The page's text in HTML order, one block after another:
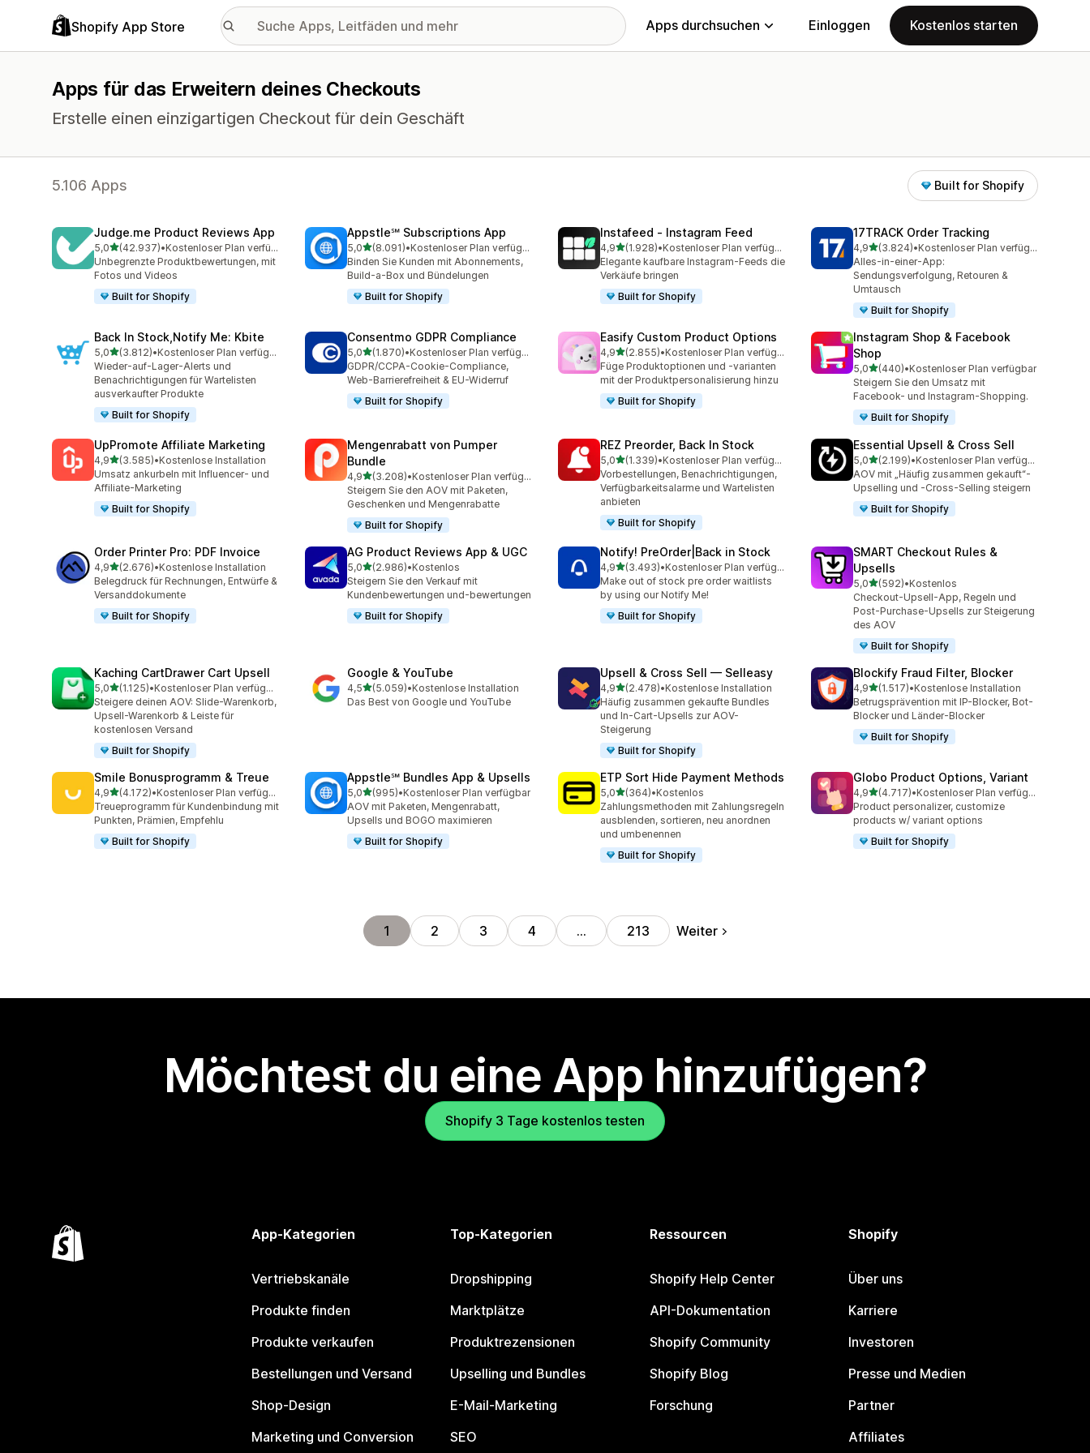
Shopify App Store Apps durchsuchen Einloggen Kostenlos starten
Apps für das Erweitern deines Checkouts
Erstelle einen einzigartigen Checkout für dein Geschäft
5.106 Apps Built for Shopify
Judge.me Product Reviews App
5,0von 5 Sternen
(42.937)
42937 Rezensionen insgesamt
•
Kostenloser Plan verfügbar
Unbegrenzte Produktbewertungen, mit
Fotos und Videos
Built for Shopify
Appstle℠ Subscriptions App
5,0von 5 Sternen
(8.091)
8091 Rezensionen insgesamt
•
Kostenloser Plan verfügbar
Binden Sie Kunden mit Abonnements,
Build-a-Box und Bündelungen
Built for Shopify
Instafeed ‑ Instagram Feed
4,9von 5 Sternen
(1.928)
1928 Rezensionen insgesamt
•
Kostenloser Plan verfügbar
Elegante kaufbare Instagram-Feeds die
Verkäufe bringen
Built for Shopify
17TRACK Order Tracking
4,9von 5 Sternen
(3.824)
3824 Rezensionen insgesamt
•
Kostenloser Plan verfügbar
Alles-in-einer-App:
Sendungsverfolgung, Retouren &
Umtausch
Built for Shopify
Back In Stock,Notify Me: Kbite
5,0von 5 Sternen
(3.812)
3812 Rezensionen insgesamt
•
Kostenloser Plan verfügbar
Wieder-auf-Lager-Alerts und
Benachrichtigungen für Wartelisten
ausverkaufter Produkte
Built for Shopify
Consentmo GDPR Compliance
5,0von 5 Sternen
(1.870)
1870 Rezensionen insgesamt
•
Kostenloser Plan verfügbar
GDPR/CCPA-Cookie-Compliance,
Web-Barrierefreiheit & EU-Widerruf
Built for Shopify
Easify Custom Product Options
4,9von 5 Sternen
(2.855)
2855 Rezensionen insgesamt
•
Kostenloser Plan verfügbar
Füge Produktoptionen und -varianten
mit der Produktpersonalisierung hinzu
Built for Shopify
Instagram Shop & Facebook
Shop
5,0von 5 Sternen
(440)
440 Rezensionen insgesamt
•Kostenloser Plan verfügbar
Steigern Sie den Umsatz mit
Facebook- und Instagram-Shopping.
Built for Shopify
UpPromote Affiliate Marketing
4,9von 5 Sternen
(3.585)
3585 Rezensionen insgesamt
•Kostenlose Installation
Umsatz ankurbeln mit Influencer- und
Affiliate-Marketing
Built for Shopify
Mengenrabatt von Pumper
Bundle
4,9von 5 Sternen
(3.208)
3208 Rezensionen insgesamt
•
Kostenloser Plan verfügbar
Steigern Sie den AOV mit Paketen,
Geschenken und Mengenrabatte
Built for Shopify
REZ Preorder, Back In Stock
5,0von 5 Sternen
(1.339)
1339 Rezensionen insgesamt
•
Kostenloser Plan verfügbar
Vorbestellungen, Benachrichtigungen,
Verfügbarkeitsalarme und Wartelisten
anbieten
Built for Shopify
Essential Upsell & Cross Sell
5,0von 5 Sternen
(2.199)
2199 Rezensionen insgesamt
•
Kostenloser Plan verfügbar
AOV mit „Häufig zusammen gekauft“-
Upselling und -Cross-Selling steigern
Built for Shopify
Order Printer Pro: PDF Invoice
4,9von 5 Sternen
(2.676)
2676 Rezensionen insgesamt
•Kostenlose Installation
Belegdruck für Rechnungen, Entwürfe &
Versanddokumente
Built for Shopify
AG Product Reviews App & UGC
5,0von 5 Sternen
(2.986)
2986 Rezensionen insgesamt
•Kostenlos
Steigern Sie den Verkauf mit
Kundenbewertungen und-bewertungen
Built for Shopify
Notify! PreOrder|Back in Stock
4,9von 5 Sternen
(3.493)
3493 Rezensionen insgesamt
•
Kostenloser Plan verfügbar
Make out of stock pre order waitlists
by using our Notify Me!
Built for Shopify
SMART Checkout Rules &
Upsells
5,0von 5 Sternen
(592)
592 Rezensionen insgesamt
•Kostenlos
Checkout-Upsell-App, Regeln und
Post-Purchase-Upsells zur Steigerung
des AOV
Built for Shopify
Kaching CartDrawer Cart Upsell
5,0von 5 Sternen
(1.125)
1125 Rezensionen insgesamt
•
Kostenloser Plan verfügbar
Steigere deinen AOV: Slide-Warenkorb,
Upsell-Warenkorb & Leiste für
kostenlosen Versand
Built for Shopify
Google & YouTube
4,5von 5 Sternen
(5.059)
5059 Rezensionen insgesamt
•Kostenlose Installation
Das Best von Google und YouTube
Upsell & Cross Sell — Selleasy
4,9von 5 Sternen
(2.478)
2478 Rezensionen insgesamt
•Kostenlose Installation
Häufig zusammen gekaufte Bundles
und In-Cart-Upsells zur AOV-
Steigerung
Built for Shopify
Blockify Fraud Filter, Blocker
4,9von 5 Sternen
(1.517)
1517 Rezensionen insgesamt
•Kostenlose Installation
Betrugsprävention mit IP-Blocker, Bot-
Blocker und Länder-Blocker
Built for Shopify
Smile Bonusprogramm & Treue
4,9von 5 Sternen
(4.172)
4172 Rezensionen insgesamt
•
Kostenloser Plan verfügbar
Treueprogramm für Kundenbindung mit
Punkten, Prämien, Empfehlu
Built for Shopify
Appstle℠ Bundles App & Upsells
5,0von 5 Sternen
(995)
995 Rezensionen insgesamt
•Kostenloser Plan verfügbar
AOV mit Paketen, Mengenrabatt,
Upsells und BOGO maximieren
Built for Shopify
ETP Sort Hide Payment Methods
5,0von 5 Sternen
(364)
364 Rezensionen insgesamt
•Kostenlos
Zahlungsmethoden mit Zahlungsregeln
ausblenden, sortieren, neu anordnen
und umbenennen
Built for Shopify
Globo Product Options, Variant
4,9von 5 Sternen
(4.717)
4717 Rezensionen insgesamt
•
Kostenloser Plan verfügbar
Product personalizer, customize
products w/ variant options
Built for Shopify
1 2 3 4 … 213 Weiter
Möchtest du eine App hinzufügen?
Shopify 3 Tage kostenlos testen
App-Kategorien
Vertriebskanäle
Produkte finden
Produkte verkaufen
Bestellungen und Versand
Shop-Design
Marketing und Conversion
Top-Kategorien
Dropshipping
Marktplätze
Produktrezensionen
Upselling und Bundles
E-Mail-Marketing
SEO
Ressourcen
Shopify Help Center
API-Dokumentation
Shopify Community
Shopify Blog
Forschung
Shopify
Über uns
Karriere
Investoren
Presse und Medien
Partner
Affiliates